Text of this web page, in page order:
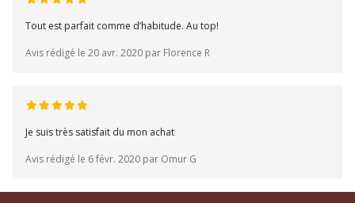
Tout est parfait comme d’habitude. Au top!
Avis rédigé le 20 avr. 2020 par Florence R
Je suis très satisfait du mon achat
Avis rédigé le 6 févr. 2020 par Omur G